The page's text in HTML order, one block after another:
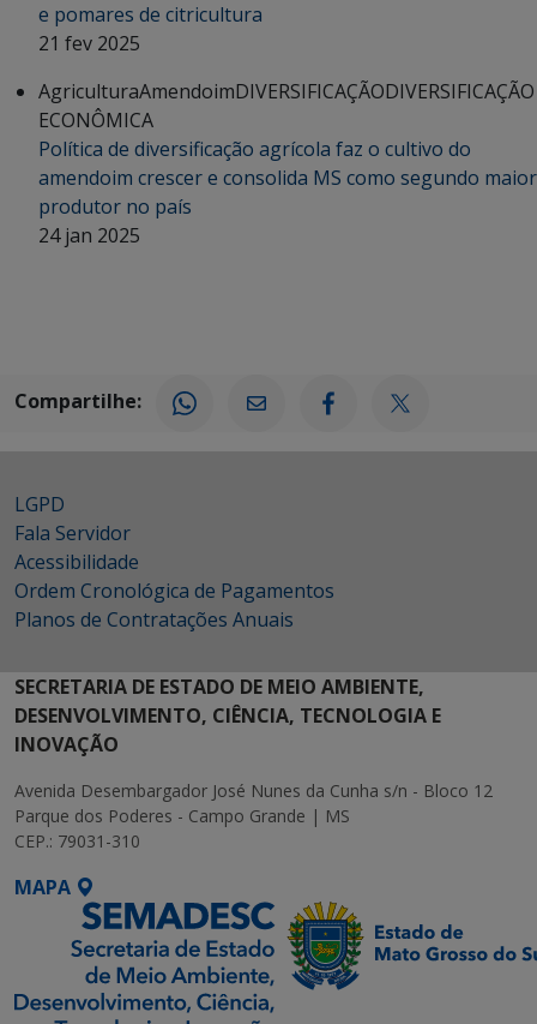
e pomares de citricultura
21 fev 2025
AgriculturaAmendoimDIVERSIFICAÇÃODIVERSIFICAÇÃO
ECONÔMICA
Política de diversificação agrícola faz o cultivo do
amendoim crescer e consolida MS como segundo maior
produtor no país
24 jan 2025
Compartilhe:
LGPD
Fala Servidor
Acessibilidade
Ordem Cronológica de Pagamentos
Planos de Contratações Anuais
SECRETARIA DE ESTADO DE MEIO AMBIENTE,
DESENVOLVIMENTO, CIÊNCIA, TECNOLOGIA E
INOVAÇÃO
Avenida Desembargador José Nunes da Cunha s/n - Bloco 12
Parque dos Poderes - Campo Grande | MS
CEP.: 79031-310
MAPA